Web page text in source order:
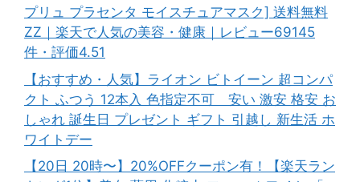
プリュ プラセンタ モイスチュアマスク] 送料無料
ZZ｜楽天で人気の美容・健康｜レビュー69145
件・評価4.51
【おすすめ・人気】ライオン ビトイーン 超コンパ
クト ふつう 12本入 色指定不可 安い 激安 格安 お
しゃれ 誕生日 プレゼント ギフト 引越し 新生活 ホ
ワイトデー
【20日 20時〜】20%OFFクーポン有！【楽天ラン